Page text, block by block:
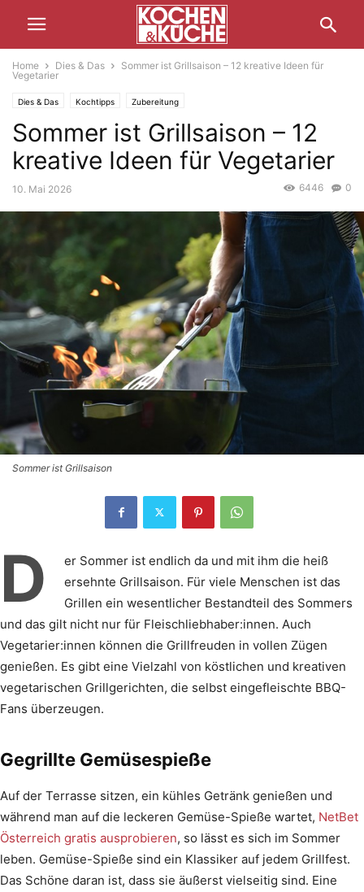
Home Dies & Das
Sommer ist Grillsaison – 12 kreative Ideen für
Vegetarier
Dies & Das Kochtipps Zubereitung
Sommer ist Grillsaison – 12
kreative Ideen für Vegetarier
10. Mai 2026 0
6446
Sommer ist Grillsaison
D
er Sommer ist endlich da und mit ihm die heiß
ersehnte Grillsaison. Für viele Menschen ist das
Grillen ein wesentlicher Bestandteil des Sommers
und das gilt nicht nur für Fleischliebhaber:innen. Auch
Vegetarier:innen können die Grillfreuden in vollen Zügen
genießen. Es gibt eine Vielzahl von köstlichen und kreativen
vegetarischen Grillgerichten, die selbst eingefleischte BBQ-
Fans überzeugen.
Gegrillte Gemüsespieße
Auf der Terrasse sitzen, ein kühles Getränk genießen und
während man auf die leckeren Gemüse-Spieße wartet, NetBet
Österreich gratis ausprobieren, so lässt es sich im Sommer
leben. Gemüse-Spieße sind ein Klassiker auf jedem Grillfest.
Das Schöne daran ist, dass sie äußerst vielseitig sind. Eine